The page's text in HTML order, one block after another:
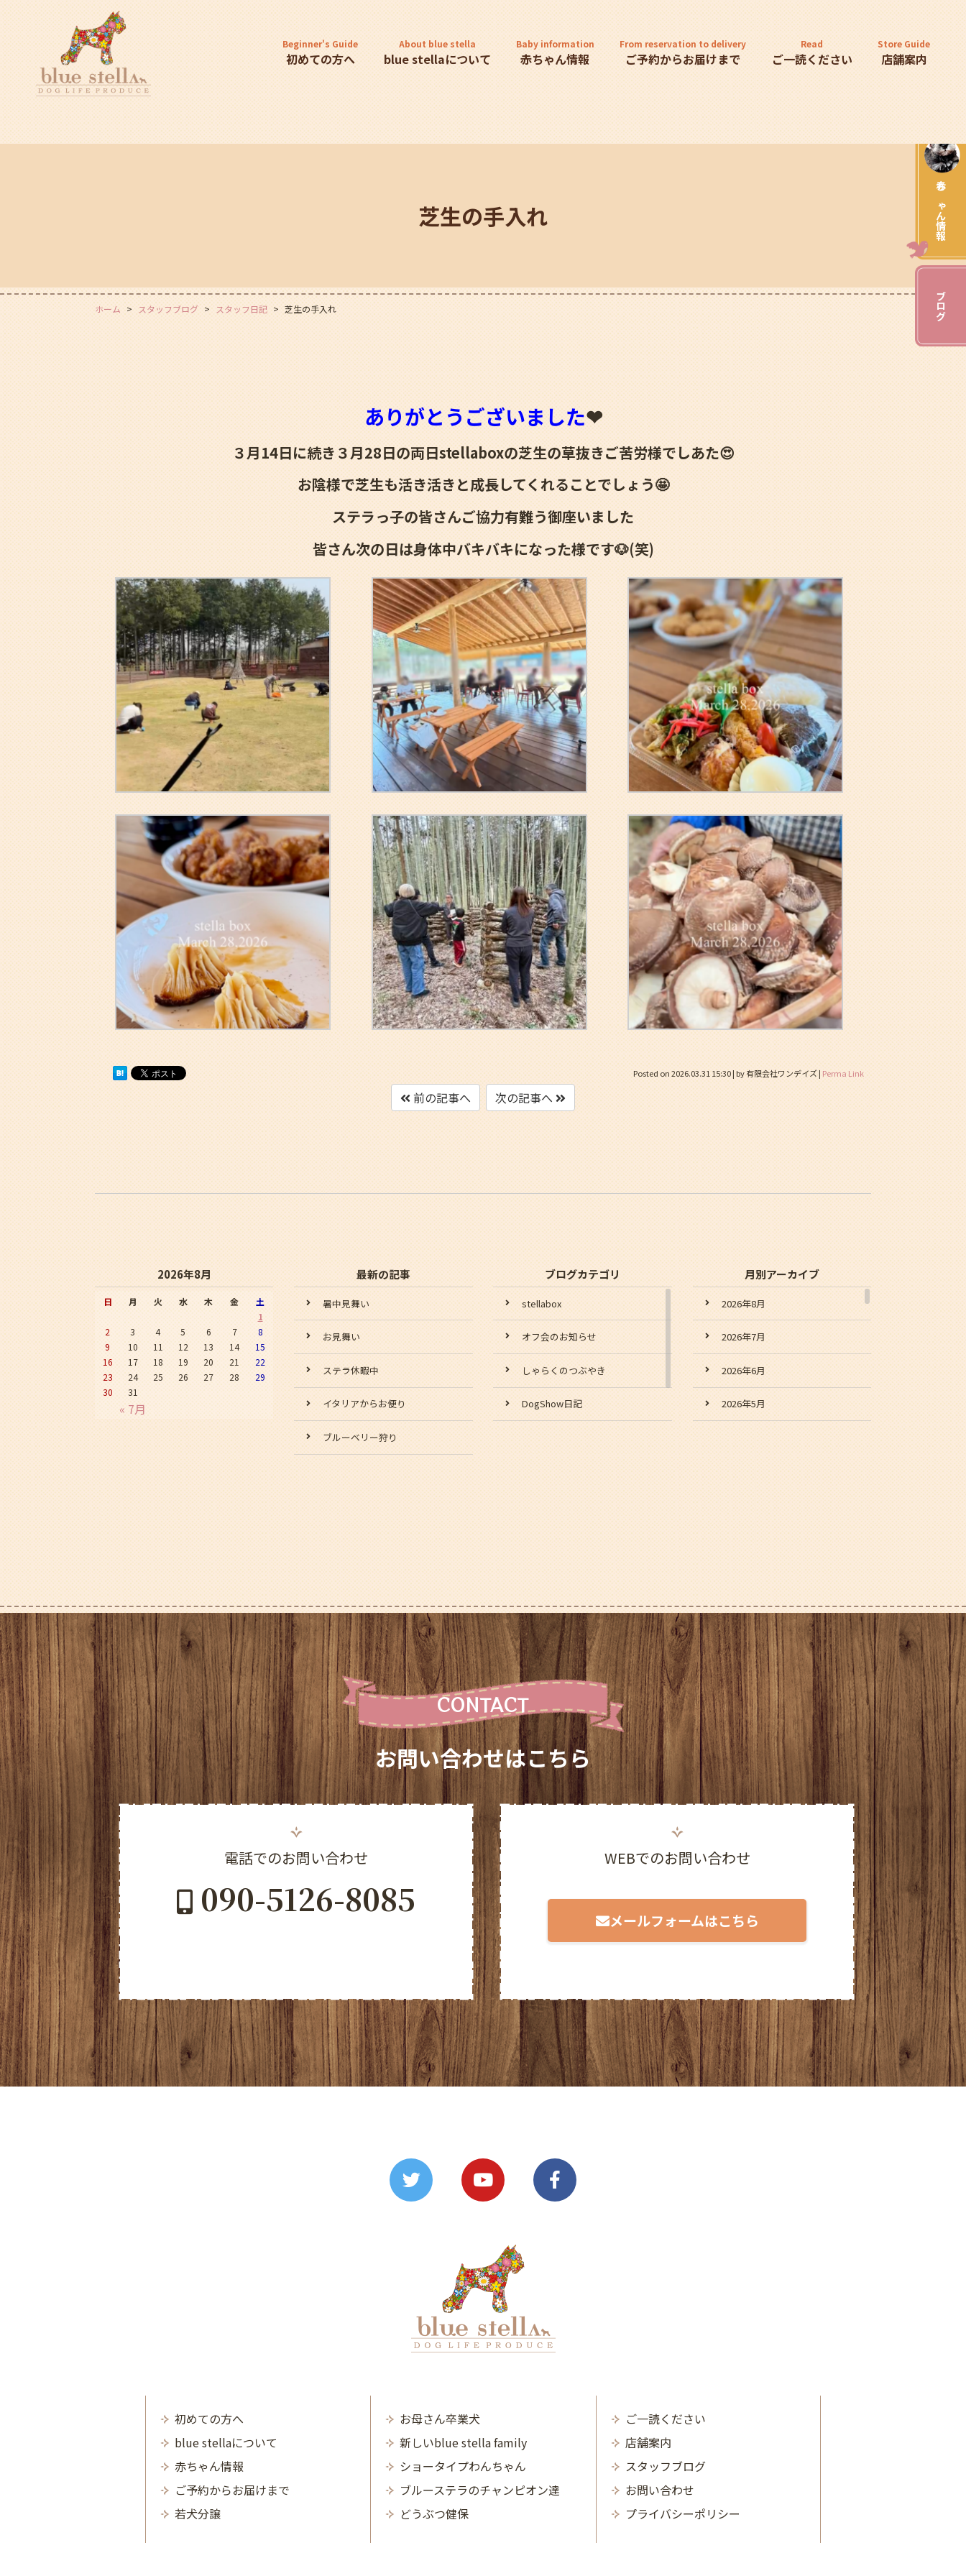
赤ちゃん情報
ブログ
Beginner's Guide
初めての方へ
About blue stella
blue stellaについて
Baby information
赤ちゃん情報
From reservation to delivery
ご予約からお届けまで
Read
ご一読ください
Store Guide
店舗案内
芝生の手入れ
ホーム スタッフブログ スタッフ日記 芝生の手入れ
ありがとうございました❤
３月14日に続き３月28日の両日stellaboxの芝生の草抜きご苦労様でしあた😍
お陰様で芝生も活き活きと成長してくれることでしょう🤩
ステラっ子の皆さんご協力有難う御座いました
皆さん次の日は身体中バキバキになった様です🐶(笑)
Posted on2026.03.31 15:30|by有限会社ワンデイズ| Perma Link
前の記事へ 次の記事へ
2026年8月
日 月 火 水 木 金 土
« 7月
1
2
3 4 5 6 7
8
9
10 11 12 13 14
15
16
17 18 19 20 21
22
23
24 25 26 27 28
29
30
31
最新の記事
暑中見舞い
お見舞い
ステラ休暇中
イタリアからお便り
ブルーベリー狩り
ブログカテゴリ
stellabox
オフ会のお知らせ
しゃらくのつぶやき
DogShow日記
スタッフ日記
爺の日記
月別アーカイブ
2026年8月
2026年7月
2026年6月
2026年5月
2026年4月
2026年3月
2026年2月
2026年1月
2025年12月
2025年11月
2025年10月
2025年9月
2025年8月
2025年7月
2025年6月
2025年5月
2025年1月
2024年11月
2024年10月
2024年9月
2023年8月
CONTACT
お問い合わせはこちら
電話でのお問い合わせ
090-5126-8085
WEBでのお問い合わせ
メールフォームはこちら
初めての方へ
blue stellaについて
赤ちゃん情報
ご予約からお届けまで
若犬分譲
お母さん卒業犬
新しいblue stella family
ショータイプわんちゃん
ブルーステラのチャンピオン達
どうぶつ健保
ご一読ください
店舗案内
スタッフブログ
お問い合わせ
プライバシーポリシー